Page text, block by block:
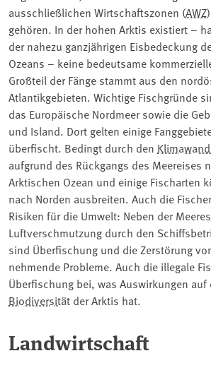
ausschließlichen Wirtschaftszonen (AWZ
gehören. In der hohen Arktis existiert –
der nahezu ganzjährigen Eisbedeckung
Ozeans – keine bedeutsame
Großteil der Fänge stammt aus den
Atlantikgebieten. Wichtige Fischgründe
das Europäische Nordmeer sowie die
und Island. Dort gelten einige
überfischt. Bedingt durch den
aufgrund des Rückgangs des Meereises
Arktischen Ozean und einige Fischarten
nach Norden ausbreiten. Auch die
Risiken für die Umwelt: Neben der
Luftverschmutzung durch den
sind Überfischung und die Zerstörung
nehmende Probleme. Auch die illegale
Überfischung bei, was Auswirkungen auf
Biodiversität der Arktis hat.
Landwirtschaft